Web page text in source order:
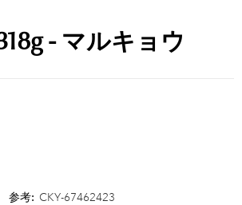
- マルキョウ
参考: CKY-67462423